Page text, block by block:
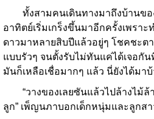
ทั้งสามคนเดินทางมาถึงบ้านขอ
อาทิตย์เริ่มเกร็งขึ้นมาอีกครั้งเพรา
ดาวมาหลายสิบปีแล้วอยู่ๆ โชคชะต
แบบรัวๆ จนตั้งรับไม่ทันแค่ได้เจอกัน
มันก็เหลือเชื่อมากๆ แล้ว นี่ยังได้มา
“วางของเลยซันแล้วไปล้างไม้ล้
ลูก” เพ็ญนภาบอกเด็กหนุ่มและลูกส